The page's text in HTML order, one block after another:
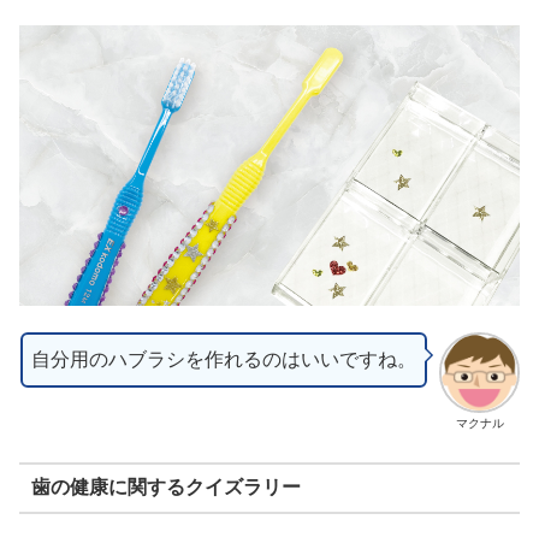
マクナル
自分用のハブラシを作れるのはいいですね。
歯の健康に関するクイズラリー